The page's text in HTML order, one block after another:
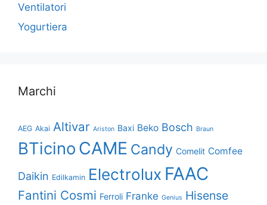
Ventilatori
Yogurtiera
Marchi
AEG Akai Altivar Ariston Baxi Beko Bosch Braun
BTicino CAME Candy Comelit Comfee
Daikin Edilkamin Electrolux FAAC
Fantini Cosmi Ferroli Franke Genius Hisense